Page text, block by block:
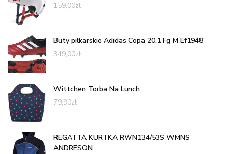
159,00zł
Buty piłkarskie Adidas Copa 20.1 Fg M Ef1948
349,00zł
Wittchen Torba Na Lunch
79,90zł
REGATTA KURTKA RWN134/53S WMNS
ANDRESON